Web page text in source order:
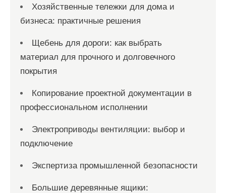
Хозяйственные тележки для дома и
бизнеса: практичные решения
Щебень для дороги: как выбрать
материал для прочного и долговечного
покрытия
Копирование проектной документации в
профессиональном исполнении
Электроприводы вентиляции: выбор и
подключение
Экспертиза промышленной безопасности
Большие деревянные ящики: